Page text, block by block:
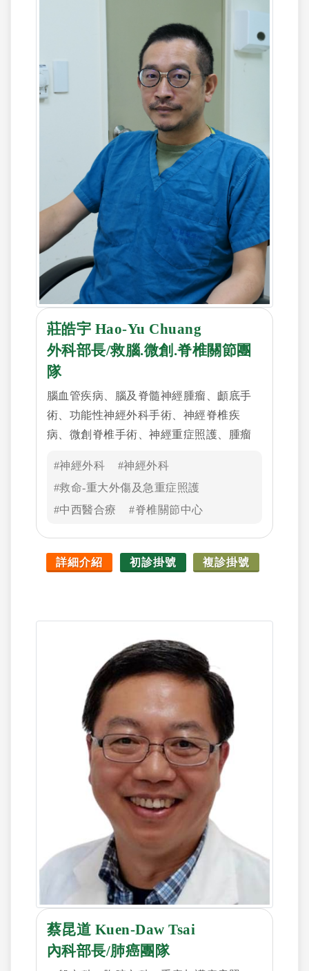
莊皓宇 Hao-Yu Chuang
外科部長/救腦.微創.脊椎關節團
隊
腦血管疾病、腦及脊髓神經腫瘤、顱底手
術、功能性神經外科手術、神經脊椎疾
病、微創脊椎手術、神經重症照護、腫瘤
#神經外科
#神經外科
#救命-重大外傷及急重症照護
#中西醫合療
#脊椎關節中心
詳細介紹 初診掛號 複診掛號
蔡昆道 Kuen-Daw Tsai
內科部長/肺癌團隊